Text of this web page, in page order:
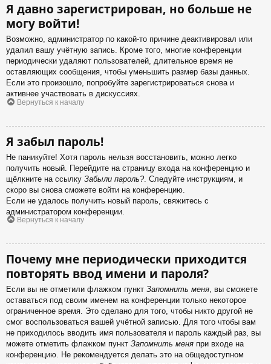
Я давно зарегистрирован, но больше не
могу войти!
Возможно, администратор по какой-то причине деактивировал или
удалил вашу учётную запись. Кроме того, многие конференции
периодически удаляют пользователей, длительное время не
оставляющих сообщения, чтобы уменьшить размер базы данных.
Если это произошло, попробуйте зарегистрироваться снова и
активнее участвовать в дискуссиях.
Вернуться к началу
Я забыл пароль!
Не паникуйте! Хотя пароль нельзя восстановить, можно легко
получить новый. Перейдите на страницу входа на конференцию и
щёлкните на ссылку Забыли пароль?. Следуйте инструкциям, и
скоро вы снова сможете войти на конференцию.
Если не удалось получить новый пароль, свяжитесь с
администратором конференции.
Вернуться к началу
Почему мне периодически приходится
повторять ввод имени и пароля?
Если вы не отметили флажком пункт Запомнить меня, вы сможете
оставаться под своим именем на конференции только некоторое
ограниченное время. Это сделано для того, чтобы никто другой не
смог воспользоваться вашей учётной записью. Для того чтобы вам
не приходилось вводить имя пользователя и пароль каждый раз, вы
можете отметить флажком пункт Запомнить меня при входе на
конференцию. Не рекомендуется делать это на общедоступном